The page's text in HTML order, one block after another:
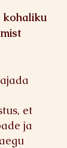
kohaliku
et
ja